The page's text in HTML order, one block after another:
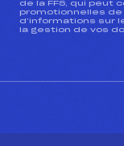
de la FFS, qui
promotionnelles de
d’informations sur
la gestion de vos